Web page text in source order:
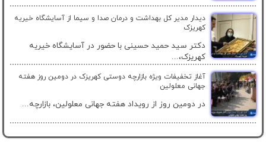
دیدار مدیر کل بهداشت و درمان صدا و سیما از آسایشگاه خیریه
کهریزک
دکتر سید حمید حسینی با حضور در آسایشگاه خیریه
کهریزک،...
آغاز تخفیفات ویژه بازارچه دوستی کهریزک در دومین روز هفته
جهانی معلولین
در دومین روز از رویداد هفته جهانی معلولین، بازارچه...